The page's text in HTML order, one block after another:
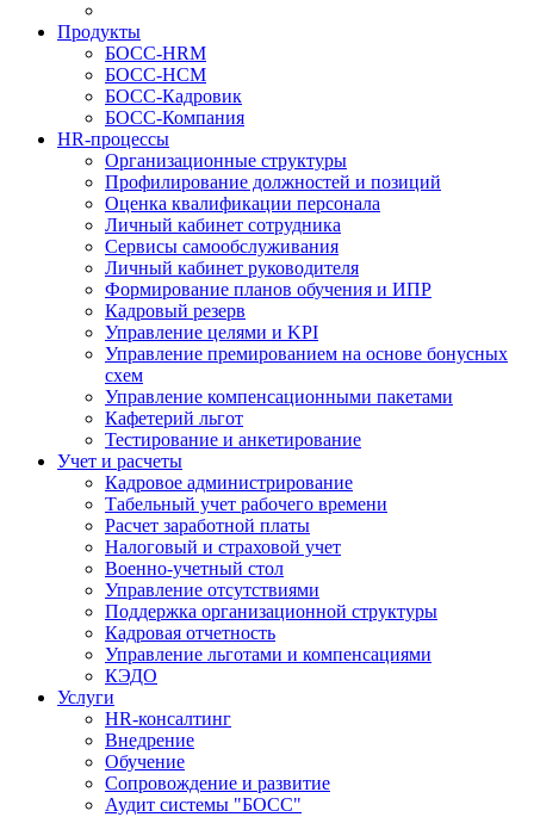
Продукты
БОСС-HRM
БОСС-HCM
БОСС-Кадровик
БОСС-Компания
HR-процессы
Организационные структуры
Профилирование должностей и позиций
Оценка квалификации персонала
Личный кабинет сотрудника
Сервисы самообслуживания
Личный кабинет руководителя
Формирование планов обучения и ИПР
Кадровый резерв
Управление целями и KPI
Управление премированием на основе бонусных
схем
Управление компенсационными пакетами
Кафетерий льгот
Тестирование и анкетирование
Учет и расчеты
Кадровое администрирование
Табельный учет рабочего времени
Расчет заработной платы
Налоговый и страховой учет
Военно-учетный стол
Управление отсутствиями
Поддержка организационной структуры
Кадровая отчетность
Управление льготами и компенсациями
КЭДО
Услуги
HR-консалтинг
Внедрение
Обучение
Сопровождение и развитие
Аудит системы "БОСС"